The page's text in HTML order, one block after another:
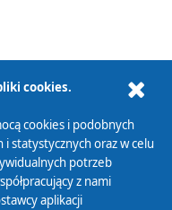
cookies.
cookies i podobnych
statystycznych oraz w celu
potrzeb
z nami
aplikacji